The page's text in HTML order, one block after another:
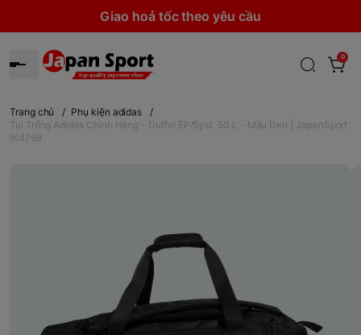
Giao hoả tốc theo yêu cầu
0
Trang chủ / Phụ kiện adidas
/
Túi Trống Adidas Chính Hãng - Duffel EP/Syst. 50 L - Màu Đen | JapanSport
IK4798